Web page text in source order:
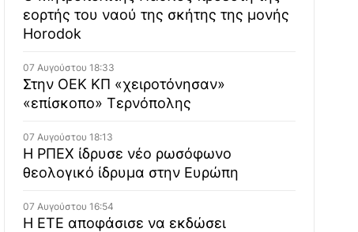
εορτής του ναού της σκήτης της μονής
Horodok
07 Αυγούστου 18:33
Στην ΟΕΚ ΚΠ «χειροτόνησαν»
«επίσκοπο» Τερνόπολης
07 Αυγούστου 18:13
Η ΡΠΕΧ ίδρυσε νέο ρωσόφωνο
θεολογικό ίδρυμα στην Ευρώπη
07 Αυγούστου 16:54
Η ΕΤΕ αποφάσισε να εκδώσει